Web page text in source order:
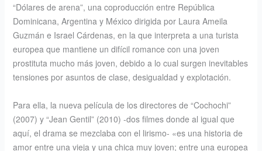
“Dólares de arena”, una coproducción entre República
Dominicana, Argentina y México dirigida por Laura Ameila
Guzmán e Israel Cárdenas, en la que interpreta a una turista
europea que mantiene un difícil romance con una joven
prostituta mucho más joven, debido a lo cual surgen inevitables
tensiones por asuntos de clase, desigualdad y explotación.
Para ella, la nueva película de los directores de “Cochochi”
(2007) y “Jean Gentil” (2010) -dos filmes donde al igual que
aquí, el drama se mezclaba con el lirismo- «es una historia de
amor entre una vieja y una chica muy joven; entre una europea